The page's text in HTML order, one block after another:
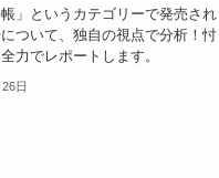
帳」というカテゴリーで発売され
ついて、独自の視点で分析！忖
力でレポートします。
日